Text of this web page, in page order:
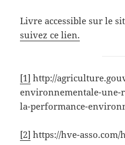
Livre accessible sur le
suivez ce lien.
[1] http://
environnementale-une-
la-performance-
[2] https://hve-asso.com/